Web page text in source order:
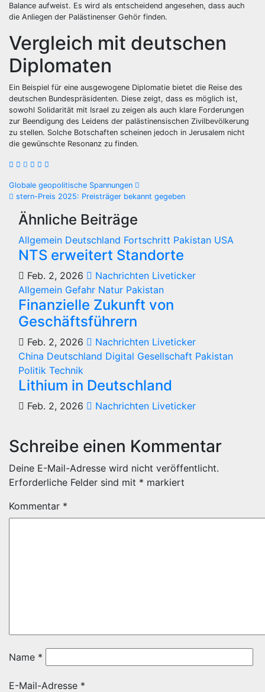
Balance aufweist. Es wird als entscheidend angesehen, dass auch
die Anliegen der Palästinenser Gehör finden.
Vergleich mit deutschen
Diplomaten
Ein Beispiel für eine ausgewogene Diplomatie bietet die Reise des
deutschen Bundespräsidenten. Diese zeigt, dass es möglich ist,
sowohl Solidarität mit Israel zu zeigen als auch klare Forderungen
zur Beendigung des Leidens der palästinensischen Zivilbevölkerung
zu stellen. Solche Botschaften scheinen jedoch in Jerusalem nicht
die gewünschte Resonanz zu finden.
Beitragsnavigation
Globale geopolitische Spannungen
stern-Preis 2025: Preisträger bekannt gegeben
Ähnliche Beiträge
Allgemein Deutschland Fortschritt Pakistan USA
NTS erweitert Standorte
Feb. 2, 2026
Nachrichten Liveticker
Allgemein Gefahr Natur Pakistan
Finanzielle Zukunft von
Geschäftsführern
Feb. 2, 2026
Nachrichten Liveticker
China Deutschland Digital Gesellschaft Pakistan
Politik Technik
Lithium in Deutschland
Feb. 2, 2026 Nachrichten Liveticker
Schreibe einen Kommentar
Deine E-Mail-Adresse wird nicht veröffentlicht.
Erforderliche Felder sind mit * markiert
Kommentar *
Name *
E-Mail-Adresse *